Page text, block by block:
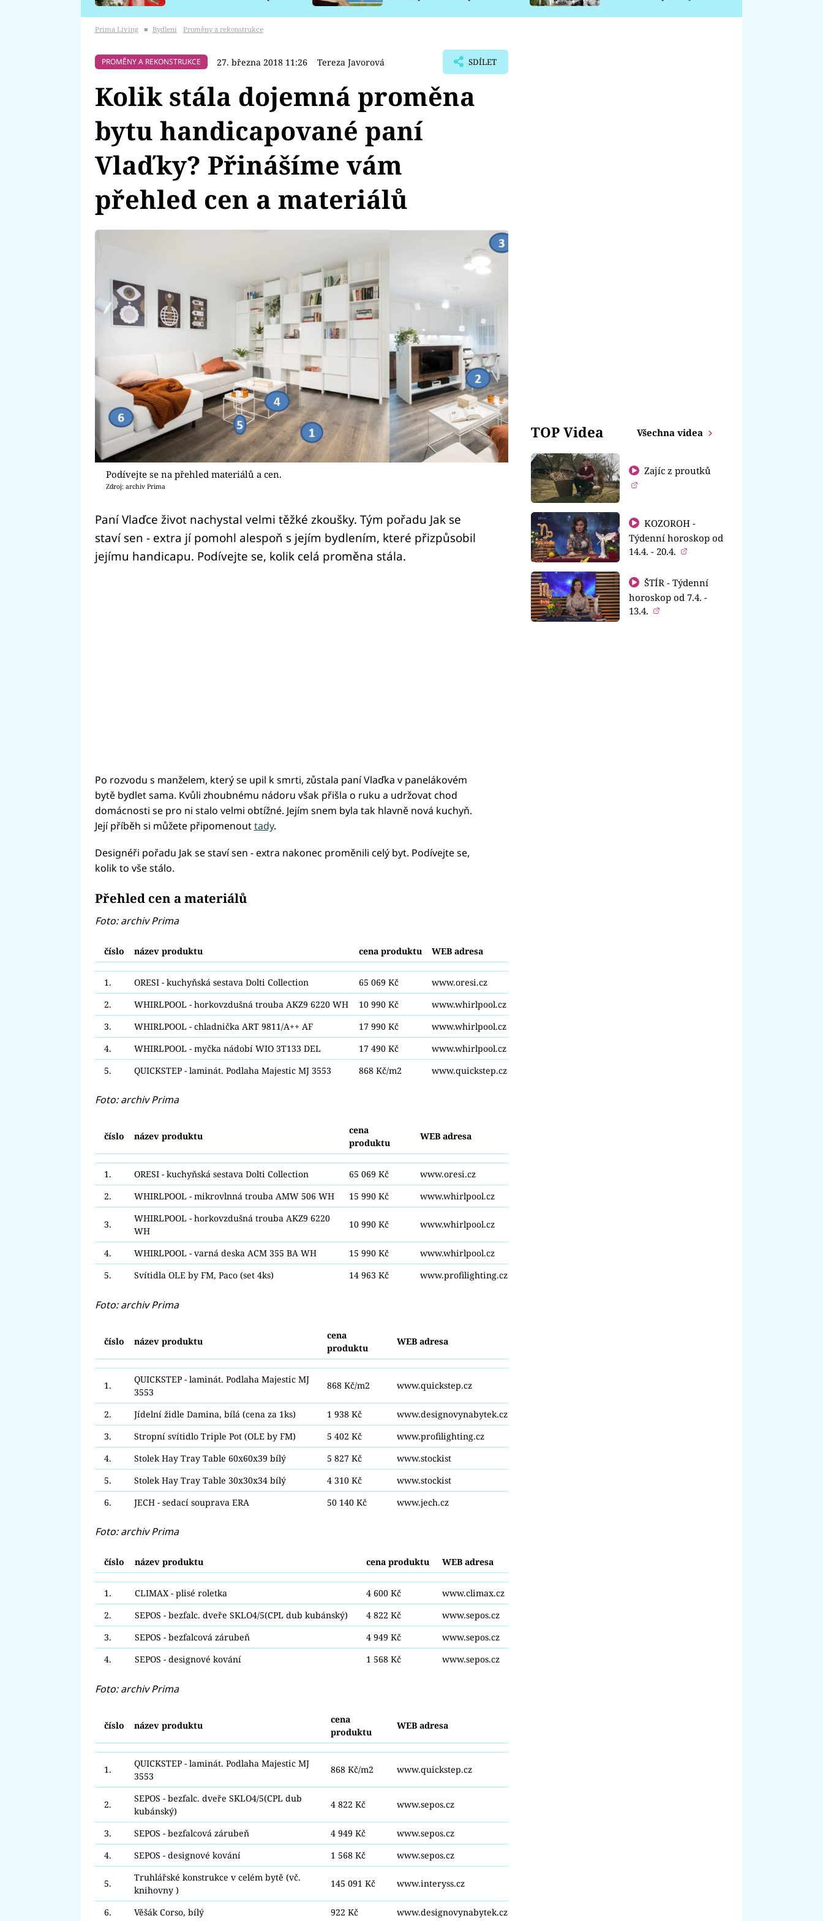
Prima Living ■ Bydlení Proměny a rekonstrukce
PROMĚNY A REKONSTRUKCE 27. března 2018 11:26 Tereza Javorová SDÍLET
Kolik stála dojemná proměna
bytu handicapované paní
Vlaďky? Přinášíme vám
přehled cen a materiálů
Podívejte se na přehled materiálů a cen.
Zdroj: archiv Prima
Paní Vlaďce život nachystal velmi těžké zkoušky. Tým pořadu Jak se
staví sen - extra jí pomohl alespoň s jejím bydlením, které přizpůsobil
jejímu handicapu. Podívejte se, kolik celá proměna stála.
Po rozvodu s manželem, který se upil k smrti, zůstala paní Vlaďka v panelákovém
bytě bydlet sama. Kvůli zhoubnému nádoru však přišla o ruku a udržovat chod
domácnosti se pro ni stalo velmi obtížné. Jejím snem byla tak hlavně nová kuchyň.
Její příběh si můžete připomenouttady.
Designéři pořadu Jak se staví sen - extra nakonec proměnili celý byt. Podívejte se,
kolik to vše stálo.
Přehled cen a materiálů
Foto: archiv Prima
číslo název produktu cena produktu WEB adresa
1. ORESI - kuchyňská sestava Dolti Collection 65 069 Kč
www.oresi.cz
2.
WHIRLPOOL - horkovzdušná trouba AKZ9 6220 WH 10 990 Kč
www.whirlpool.cz
3.
WHIRLPOOL - chladnička ART 9811/A++ AF 17 990 Kč
www.whirlpool.cz
4.
WHIRLPOOL - myčka nádobí WIO 3T133 DEL 17 490 Kč
www.whirlpool.cz
5.
QUICKSTEP - laminát. Podlaha Majestic MJ 3553 868 Kč/m2 www.quickstep.cz
Foto: archiv Prima
číslo název produktu
cena
produktu
WEB adresa
1. ORESI - kuchyňská sestava Dolti Collection 65 069 Kč
www.oresi.cz
2.
WHIRLPOOL - mikrovlnná trouba AMW 506 WH 15 990 Kč www.whirlpool.cz
3.
WHIRLPOOL - horkovzdušná trouba AKZ9 6220
WH
10 990 Kč www.whirlpool.cz
4. WHIRLPOOL - varná deska ACM 355 BA WH 15 990 Kč
www.whirlpool.cz
5.
Svítidla OLE by FM, Paco (set 4ks) 14 963 Kč www.profilighting.cz
Foto: archiv Prima
číslo název produktu
cena
produktu
WEB adresa
1.
QUICKSTEP - laminát. Podlaha Majestic MJ
3553
868 Kč/m2 www.quickstep.cz
2. Jídelní židle Damina, bílá (cena za 1ks) 1 938 Kč
www.designovynabytek.cz
3.
Stropní svítidlo Triple Pot (OLE by FM) 5 402 Kč
www.profilighting.cz
4.
Stolek Hay Tray Table 60x60x39 bílý 5 827 Kč
www.stockist
5.
Stolek Hay Tray Table 30x30x34 bílý 4 310 Kč
www.stockist
6.
JECH - sedací souprava ERA 50 140 Kč www.jech.cz
Foto: archiv Prima
číslo název produktu cena produktu WEB adresa
1. CLIMAX - plisé roletka 4 600 Kč
www.climax.cz
2.
SEPOS - bezfalc. dveře SKLO4/5(CPL dub kubánský) 4 822 Kč
www.sepos.cz
3.
SEPOS - bezfalcová zárubeň 4 949 Kč
www.sepos.cz
4.
SEPOS - designové kování 1 568 Kč www.sepos.cz
Foto: archiv Prima
číslo název produktu
cena
produktu
WEB adresa
1.
QUICKSTEP - laminát. Podlaha Majestic MJ
3553
868 Kč/m2 www.quickstep.cz
2.
SEPOS - bezfalc. dveře SKLO4/5(CPL dub
kubánský)
4 822 Kč www.sepos.cz
3. SEPOS - bezfalcová zárubeň 4 949 Kč
www.sepos.cz
4.
SEPOS - designové kování 1 568 Kč www.sepos.cz
5.
Truhlářské konstrukce v celém bytě (vč.
knihovny )
145 091 Kč www.interyss.cz
6. Věšák Corso, bílý 922 Kč www.designovynabytek.cz
TOP Videa Všechna videa
Zajíc z proutků
KOZOROH -
Týdenní horoskop od
14.4. - 20.4.
ŠTÍR - Týdenní
horoskop od 7.4. -
13.4.